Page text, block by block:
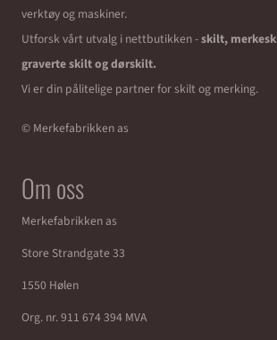
verktøy og maskiner.
Utforsk vårt utvalg i nettbutikken -skilt,
graverte skilt og dørskilt.
Vi er din pålitelige partner for skilt og merking.
© Merkefabrikken as
Om oss
Merkefabrikken as
Store Strandgate 33
1550 Hølen
Org. nr. 911 674 394 MVA